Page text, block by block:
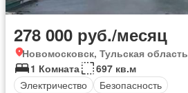
278 000 руб./месяц
Новомосковск, Тульская область
1 Комната
697 кв.м
Электричество
Безопасность